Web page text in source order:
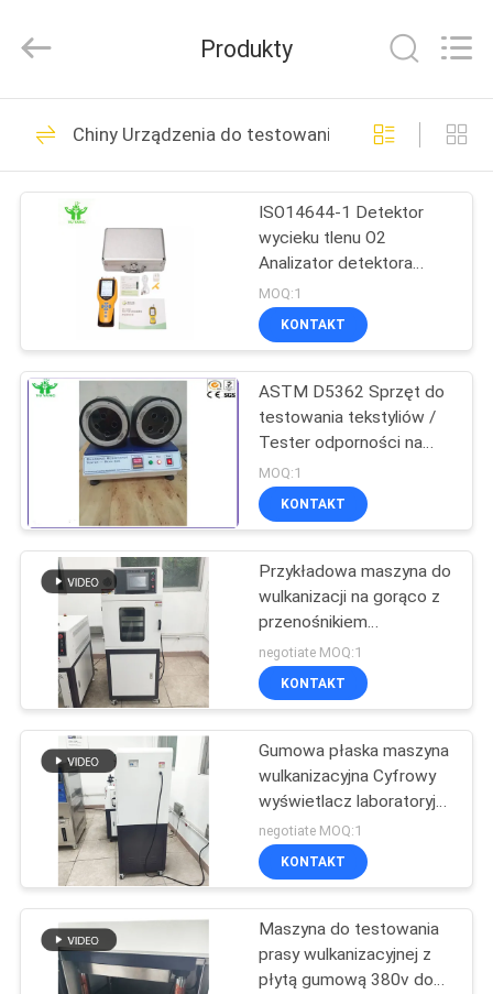
DOM
PRODUKTY
NAS
WYCIECZKA
FABRYCE
SKONTAKTUJ
NAMI
AKTUALNOŚCI
POPROSIĆ
O
WYCENĘ
INSTRUMENT
Rights
Urządzenia do
badania palności
343
Pionowy test
palności
23
Poziomy test
palności
27
Sprzęt do
testowania pożaru
Produkty
Chiny Urządzenia do testowania tekstyliów
ISO14644-1 Detektor
wycieku tlenu O2
Analizator detektora
stopu - rozdmuchiwany
filtr tkaninowy Tester
pyłu Ochronny wykrywacz
MOQ:1
KONTAKT
ASTM D5362 Sprzęt do
testowania tekstyliów /
Tester odporności na
zdzieranie tkanin w
torebce 215 mm x 115
mm
MOQ:1
KONTAKT
Przykładowa maszyna do
wulkanizacji na gorąco z
przenośnikiem
taśmowym 1,5 kW 220 V
/ 380 V
negotiate MOQ:1
KONTAKT
Gumowa płaska maszyna
wulkanizacyjna Cyfrowy
wyświetlacz laboratoryjny
Piekarnik do suszenia
próżniowego 10 ton
negotiate MOQ:1
KONTAKT
Maszyna do testowania
prasy wulkanizacyjnej z
płytą gumową 380v do